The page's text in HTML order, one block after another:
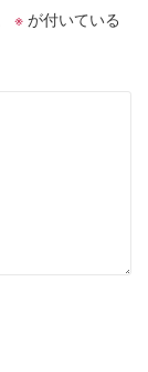
※ が付いている